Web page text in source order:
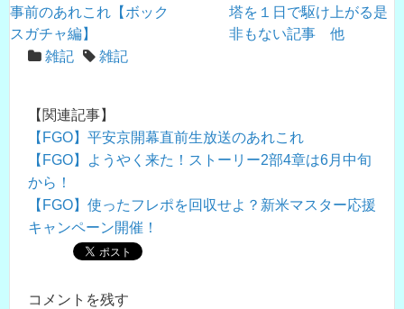
塔を１日で駆け上がる是
非もない記事 他
事前のあれこれ【ボック
スガチャ編】
雑記
雑記
【関連記事】
【FGO】平安京開幕直前生放送のあれこれ
【FGO】ようやく来た！ストーリー2部4章は6月中旬
から！
【FGO】使ったフレポを回収せよ？新米マスター応援
キャンペーン開催！
コメントを残す